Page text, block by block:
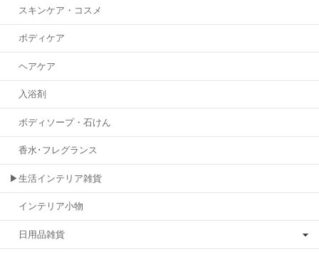
スキンケア・コスメ
ボディケア
ヘアケア
入浴剤
ボディソープ・石けん
香水･フレグランス
▶生活インテリア雑貨
インテリア小物
日用品雑貨